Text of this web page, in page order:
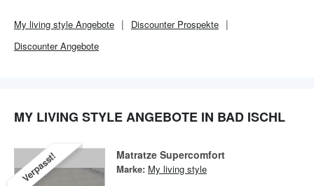
My living style Angebote DiscounterProspekte
DiscounterAngebote
MY LIVING STYLE ANGEBOTE IN BAD ISCHL
Verpasst! Matratze Supercomfort
Marke: My living style